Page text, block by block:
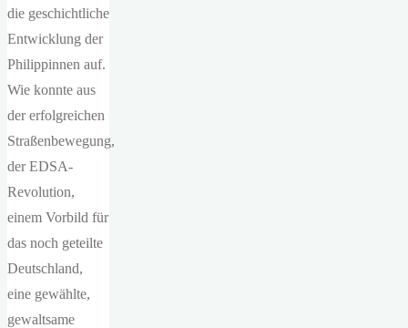
die geschichtliche
Entwicklung der
Philippinnen auf.
Wie konnte aus
der erfolgreichen
Straßenbewegung,
der EDSA-
Revolution,
einem Vorbild für
das noch geteilte
Deutschland,
eine gewählte,
gewaltsame